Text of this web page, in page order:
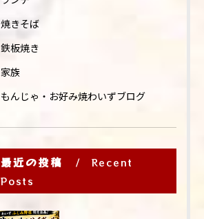
焼きそば
鉄板焼き
家族
もんじゃ・お好み焼わいずブログ
最近の投稿
Recent
Posts